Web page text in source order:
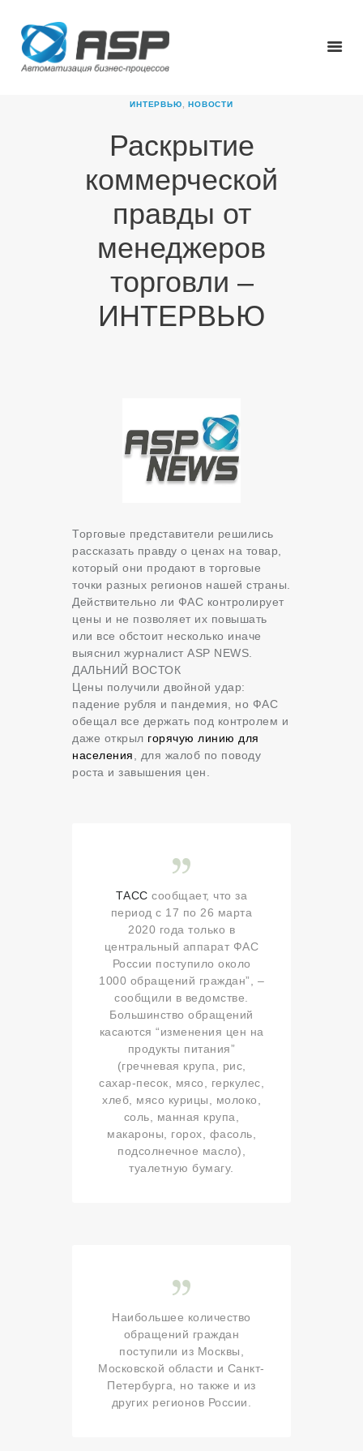
ИНТЕРВЬЮ ,НОВОСТИ
Раскрытие
коммерческой
правды от
менеджеров
торговли –
ИНТЕРВЬЮ
ГЛАВНАЯ
О КОМПАНИИ
НОВОСТИ
КАРЬЕРА
ПАРТНЕРЫ
КОНТАКТЫ
Торговые представители решились
рассказать правду о ценах на товар,
который они продают в торговые
точки разных регионов нашей страны.
Действительно ли ФАС контролирует
цены и не позволяет их повышать
или все обстоит несколько иначе
выяснил журналист ASP NEWS.
ДАЛЬНИЙ ВОСТОК
Цены получили двойной удар:
падение рубля и пандемия, но ФАС
обещал все держать под контролем и
даже открыл горячую линию для
населения , для жалоб по поводу
роста и завышения цен.
ТАССсообщает, что за
период с 17 по 26 марта
2020 года только в
центральный аппарат ФАС
России поступило около
1000 обращений граждан”, –
сообщили в ведомстве.
Большинство обращений
касаются “изменения цен на
продукты питания”
(гречневая крупа, рис,
сахар-песок, мясо, геркулес,
хлеб, мясо курицы, молоко,
соль, манная крупа,
макароны, горох, фасоль,
подсолнечное масло),
туалетную бумагу.
Наибольшее количество
обращений граждан
поступили из Москвы,
Московской области и Санкт-
Петербурга, но также и из
других регионов России.